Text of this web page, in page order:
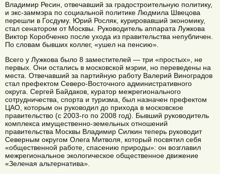
Владимир Ресин, отвечавший за градостроительную политику,
и экс-заммэра по социальной политике Людмила Швецова
перешли в Госдуму. Юрий Росляк, курировавший экономику,
стал сенатором от Москвы. Руководитель аппарата Лужкова
Виктор Коробченко после ухода из правительства непубличен.
По словам бывших коллег, «ушел на пенсию».
Всего у Лужкова было 8 заместителей — три «простых», не
первых. Они остались в московской мэрии, но переведены на
места. Отвечавший за партийную работу Валерий Виноградов
стал префектом Северо-Восточного административного
округа. Сергей Байдаков, куратор межрегионального
сотрудничества, спорта и туризма, был назначен префектом
ЦАО, которым он руководил до прихода в московское
правительство (с 2003-го по 2008 год). Бывший руководитель
комплекса имущественно-земельных отношений
правительства Москвы Владимир Силкин теперь руководит
Северным округом Олега Митволя, который посвятил себя
«общественной работе, спасению природы»: он возглавил
межрегиональное экологическое общественное движение
«Зеленая альтернатива».